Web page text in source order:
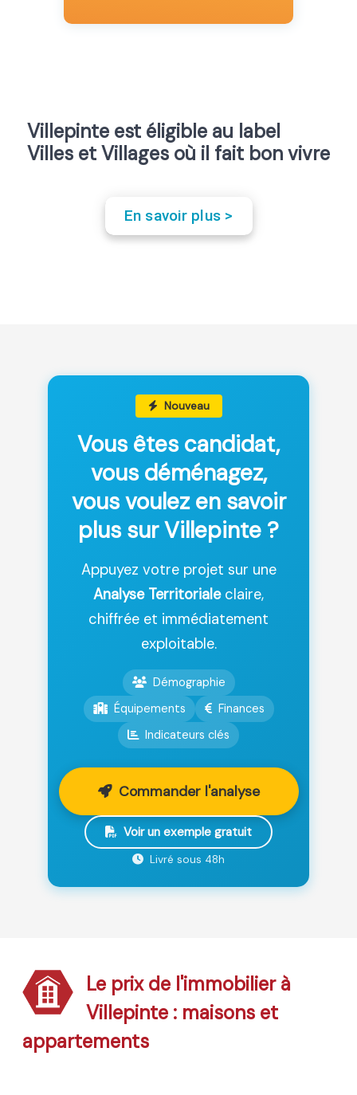
Villepinte est éligible au label
Villes et Villages où il fait bon vivre
En savoir plus >
Nouveau
Vous êtes candidat,
vous déménagez,
vous voulez en savoir
plus sur Villepinte ?
Appuyez votre projet sur une
Analyse Territorialeclaire,
chiffrée et immédiatement
exploitable.
Démographie
Équipements
Finances
Indicateurs clés
Commander l'analyse
Voir un exemple gratuit
Livré sous 48h
Le prix de l'immobilier à
Villepinte : maisons et
appartements